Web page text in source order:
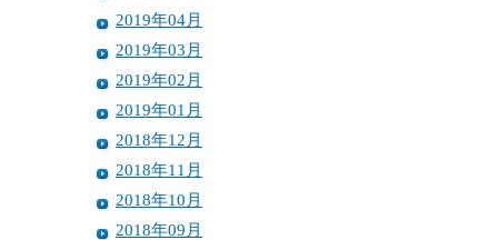
2019年04月
2019年03月
2019年02月
2019年01月
2018年12月
2018年11月
2018年10月
2018年09月